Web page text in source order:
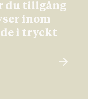
du tillgång
inom
i tryckt